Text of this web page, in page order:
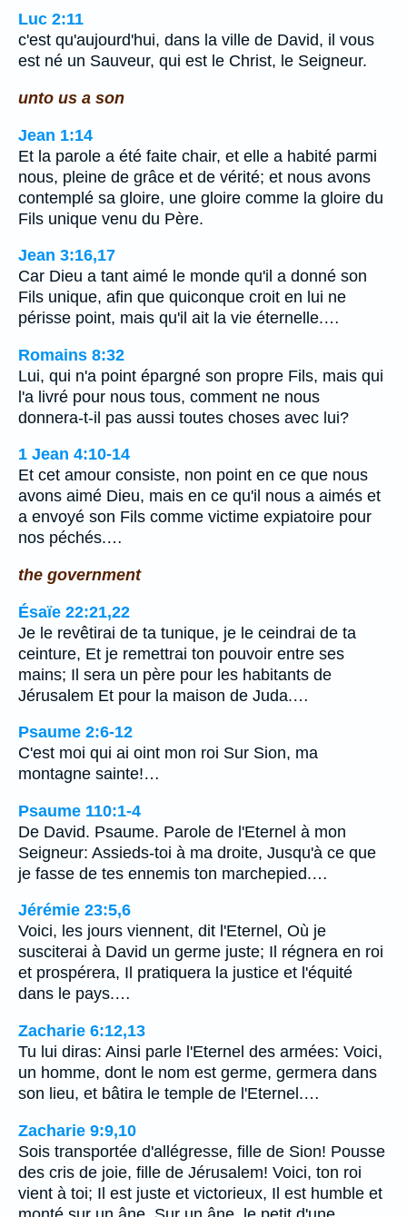
Luc 2:11
c'est qu'aujourd'hui, dans la ville de David, il vous
est né un Sauveur, qui est le Christ, le Seigneur.
unto us a son
Jean 1:14
Et la parole a été faite chair, et elle a habité parmi
nous, pleine de grâce et de vérité; et nous avons
contemplé sa gloire, une gloire comme la gloire du
Fils unique venu du Père.
Jean 3:16,17
Car Dieu a tant aimé le monde qu'il a donné son
Fils unique, afin que quiconque croit en lui ne
périsse point, mais qu'il ait la vie éternelle.…
Romains 8:32
Lui, qui n'a point épargné son propre Fils, mais qui
l'a livré pour nous tous, comment ne nous
donnera-t-il pas aussi toutes choses avec lui?
1 Jean 4:10-14
Et cet amour consiste, non point en ce que nous
avons aimé Dieu, mais en ce qu'il nous a aimés et
a envoyé son Fils comme victime expiatoire pour
nos péchés.…
the government
Ésaïe 22:21,22
Je le revêtirai de ta tunique, je le ceindrai de ta
ceinture, Et je remettrai ton pouvoir entre ses
mains; Il sera un père pour les habitants de
Jérusalem Et pour la maison de Juda.…
Psaume 2:6-12
C'est moi qui ai oint mon roi Sur Sion, ma
montagne sainte!…
Psaume 110:1-4
De David. Psaume. Parole de l'Eternel à mon
Seigneur: Assieds-toi à ma droite, Jusqu'à ce que
je fasse de tes ennemis ton marchepied.…
Jérémie 23:5,6
Voici, les jours viennent, dit l'Eternel, Où je
susciterai à David un germe juste; Il régnera en roi
et prospérera, Il pratiquera la justice et l'équité
dans le pays.…
Zacharie 6:12,13
Tu lui diras: Ainsi parle l'Eternel des armées: Voici,
un homme, dont le nom est germe, germera dans
son lieu, et bâtira le temple de l'Eternel.…
Zacharie 9:9,10
Sois transportée d'allégresse, fille de Sion! Pousse
des cris de joie, fille de Jérusalem! Voici, ton roi
vient à toi; Il est juste et victorieux, Il est humble et